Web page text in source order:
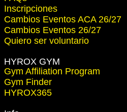
Inscripciones
Cambios Eventos ACA 26/27
Cambios Eventos 26/27
Quiero ser voluntario
HYROX GYM
Gym Affiliation Program
Gym Finder
HYROX365